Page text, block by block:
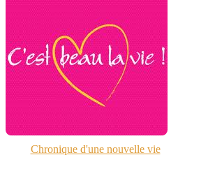
Chronique d'une nouvelle vie